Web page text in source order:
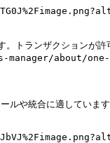
トランザクション
manager/about/
統合に適していま